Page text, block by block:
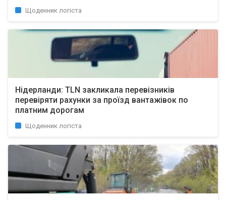
Щоденник логіста
Нідерланди: TLN закликала перевізників
перевіряти рахунки за проїзд вантажівок по
платним дорогам
Щоденник логіста